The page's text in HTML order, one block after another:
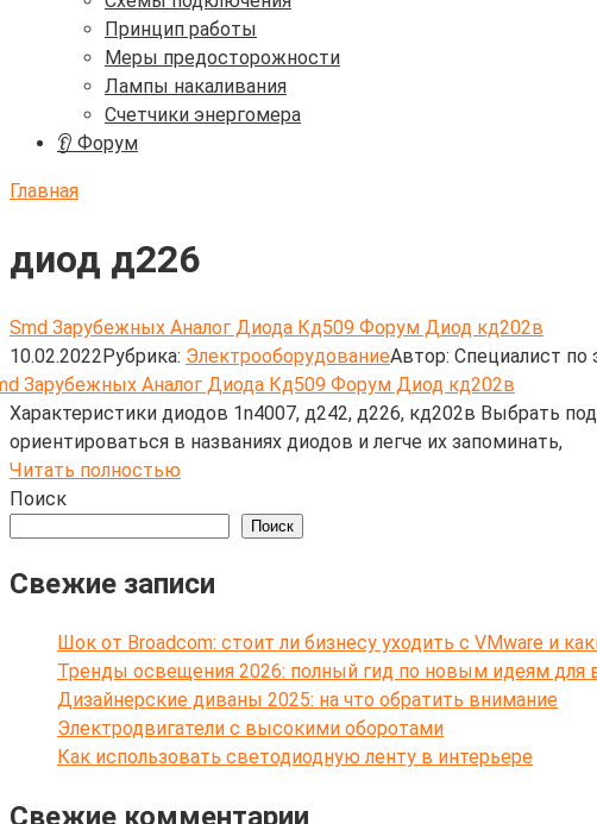
Принцип работы
Меры предосторожности
Лампы накаливания
Счетчики энергомера
👂 Форум
Главная
диод д226
Smd Зарубежных Аналог Диода Кд509 Форум Диод кд202в
10.02.2022Рубрика: ЭлектрооборудованиеАвтор: Cпециалист по
Характеристики диодов 1n4007, д242, д226, кд202в Выбрать
ориентироваться в названиях диодов и легче их запоминать,
Читать полностью
Поиск
Поиск
Свежие записи
Шок от Broadcom: стоит ли бизнесу уходить с VMware и
Тренды освещения 2026: полный гид по новым идеям для
Дизайнерские диваны 2025: на что обратить внимание
Электродвигатели с высокими оборотами
Как использовать светодиодную ленту в интерьере
Свежие комментарии